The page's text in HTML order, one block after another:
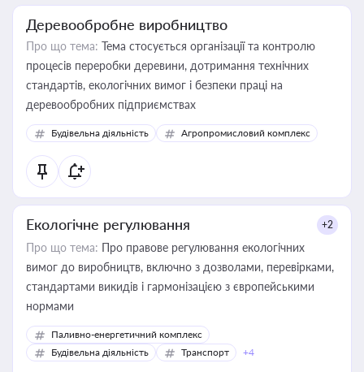
Деревообробне виробництво
Про що тема: Тема стосується організації та контролю
процесів переробки деревини, дотримання технічних
стандартів, екологічних вимог і безпеки праці на
деревообробних підприємствах
Будівельна діяльність Агропромисловий комплекс
Екологічне регулювання +2
Про що тема: Про правове регулювання екологічних
вимог до виробництв, включно з дозволами, перевірками,
стандартами викидів і гармонізацією з європейськими
нормами
Паливно-енергетичний комплекс
Будівельна діяльність
Транспорт +4